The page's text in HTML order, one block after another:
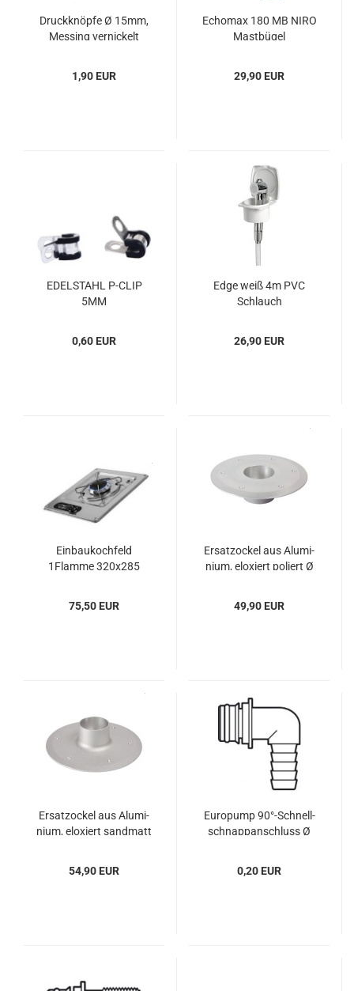
Druck­knöp­fe Ø 15mm,
Mes­sing ver­ni­ckelt
1,90 EUR
Echo­max 180 MB NIRO
Mast­bü­gel
29,90 EUR
EDEL­STAHL P-​CLIP
5MM
0,60 EUR
Edge weiß 4m PVC
Schlauch
26,90 EUR
Ein­bau­koch­feld
1Flamme 320x285
75,50 EUR
Er­sat­zo­ckel aus Alu­mi­
ni­um, elo­xiert po­liert Ø
49,90 EUR
Er­sat­zo­ckel aus Alu­mi­
ni­um, elo­xiert sand­matt
54,90 EUR
Eu­ropump 90°-​Schnell­
schnap­p­an­schluss Ø
0,20 EUR